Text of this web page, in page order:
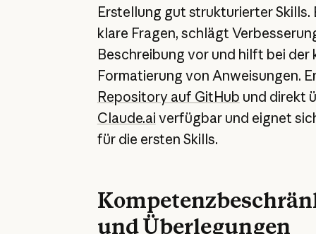
Erstellung gut strukturierter Skills.
klare Fragen, schlägt
Beschreibung vor und hilft bei der
Formatierung von Anweisungen.
Repository auf GitHub und direkt
Claude.ai verfügbar und eignet
für die ersten Skills.
und Überlegungen